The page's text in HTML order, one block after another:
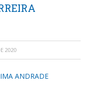
2020
ANDRADE